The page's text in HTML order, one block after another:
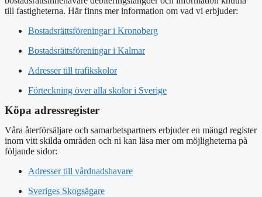
till fastigheterna. Här finns mer information om vad vi erbjuder:
Bostadsrättsföreningar i Kronoberg
Bostadsrättsföreningar i Kalmar
Adresser till trafikskolor
Förteckning över alla skolor i Sverige
Köpa adressregister
Våra återförsäljare och samarbetspartners erbjuder en mängd register
inom vitt skilda områden och ni kan läsa mer om möjligheterna på
följande sidor:
Adresser till vårdnadshavare
Sveriges Skogsägare